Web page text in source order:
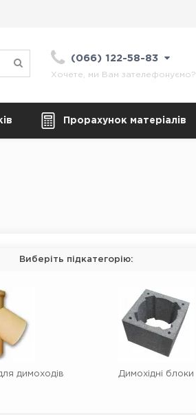
(066) 122-58-83
Хочете, ми Вам зателефонуємо?
Прорахунок матеріалів
Виберіть підкатегорію:
димоходів Димохідні блоки